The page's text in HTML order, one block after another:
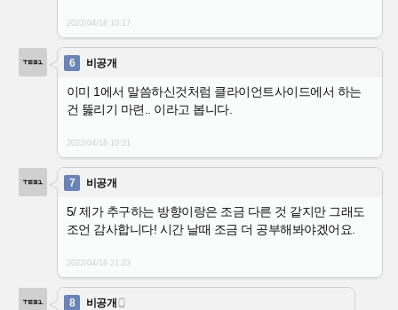
2022/04/18 10:17
6 비공개
이미 1에서 말씀하신것처럼 클라이언트사이드에서 하는
건 뚫리기 마련.. 이라고 봅니다.
2022/04/18 10:21
7 비공개
5/ 제가 추구하는 방향이랑은 조금 다른 것 같지만 그래도
조언 감사합니다! 시간 날때 조금 더 공부해봐야겠어요.
2022/04/18 21:23
8 비공개 